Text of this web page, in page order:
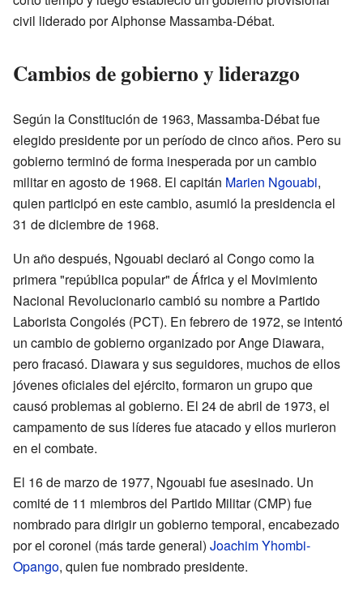
civil liderado por Alphonse Massamba-Débat.
Cambios de gobierno y liderazgo
Según la Constitución de 1963, Massamba-Débat fue
elegido presidente por un período de cinco años. Pero su
gobierno terminó de forma inesperada por un cambio
militar en agosto de 1968. El capitán Marien Ngouabi,
quien participó en este cambio, asumió la presidencia el
31 de diciembre de 1968.
Un año después, Ngouabi declaró al Congo como la
primera "república popular" de África y el Movimiento
Nacional Revolucionario cambió su nombre a Partido
Laborista Congolés (PCT). En febrero de 1972, se intentó
un cambio de gobierno organizado por Ange Diawara,
pero fracasó. Diawara y sus seguidores, muchos de ellos
jóvenes oficiales del ejército, formaron un grupo que
causó problemas al gobierno. El 24 de abril de 1973, el
campamento de sus líderes fue atacado y ellos murieron
en el combate.
El 16 de marzo de 1977, Ngouabi fue asesinado. Un
comité de 11 miembros del Partido Militar (CMP) fue
nombrado para dirigir un gobierno temporal, encabezado
por el coronel (más tarde general) Joachim Yhombi-
Opango, quien fue nombrado presidente.